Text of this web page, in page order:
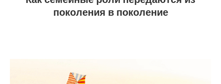
поколения в поколение